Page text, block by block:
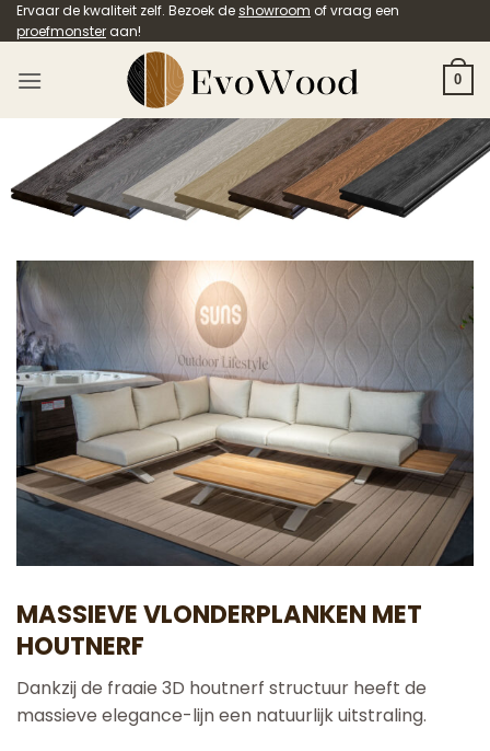
Ga
naar
inhoud
Ervaar de kwaliteit zelf. Bezoek deshowroom of vraag een
proefmonster aan!
0
MASSIEVE VLONDERPLANKEN MET
HOUTNERF
Dankzij de fraaie 3D houtnerf structuur heeft de
massieve elegance-lijn een natuurlijk uitstraling.